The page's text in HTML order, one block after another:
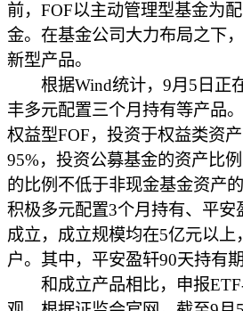
前，FOF以主动管理型基金为
金。在基金公司大力布局之下
新型产品。
根据Wind统计，9月5日正
丰多元配置三个月持有等产品
权益型FOF，投资于权益类资
95%，投资公募基金的资产比
的比例不低于非现金基金资产
积极多元配置3个月持有、平安
成立，成立规模均在5亿元以
户。其中，平安盈轩90天持有
和成立产品相比，申报ETF-